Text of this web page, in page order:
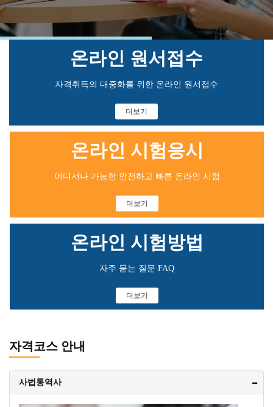
온라인 원서접수
자격취득의 대중화를 위한 온라인 원서접수
더보기
온라인 시험응시
어디서나 가능한 안전하고 빠른 온라인 시험
더보기
온라인 시험방법
자주 묻는 질문 FAQ
더보기
자격코스 안내
사법통역사